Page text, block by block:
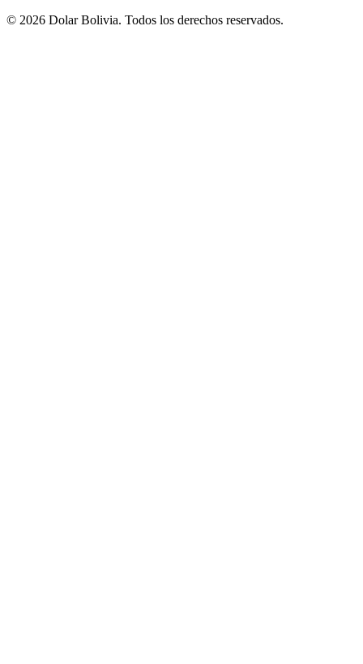
© 2026 Dolar Bolivia. Todos los derechos reservados.